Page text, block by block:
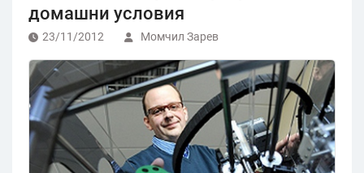
домашни условия
23/11/2012 Момчил Зарев